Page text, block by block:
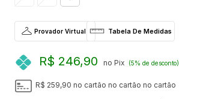
Provador Virtual
R$ 246,90 no Pix (5% de desconto)
R$ 259,90 no cartão no cartão no cartão